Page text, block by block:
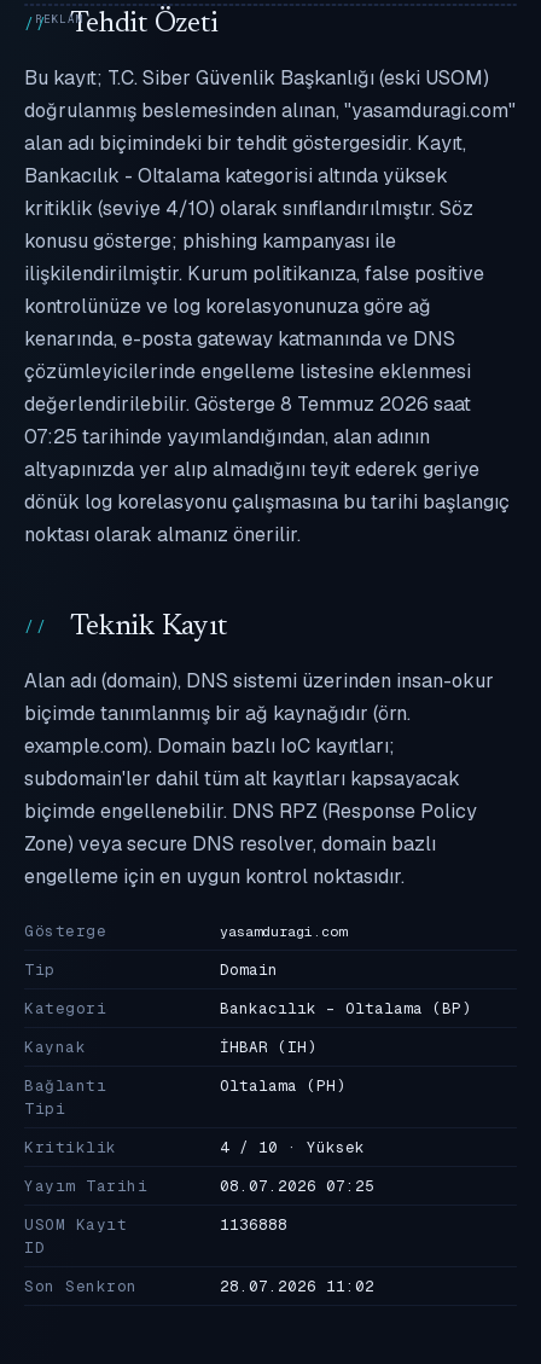
Tehdit Özeti
Bu kayıt; T.C. Siber Güvenlik Başkanlığı (eski USOM)
doğrulanmış beslemesinden alınan, "yasamduragi.com"
alan adı biçimindeki bir tehdit göstergesidir. Kayıt,
Bankacılık - Oltalama kategorisi altında yüksek
kritiklik (seviye 4/10) olarak sınıflandırılmıştır. Söz
konusu gösterge; phishing kampanyası ile
ilişkilendirilmiştir. Kurum politikanıza, false positive
kontrolünüze ve log korelasyonunuza göre ağ
kenarında, e-posta gateway katmanında ve DNS
çözümleyicilerinde engelleme listesine eklenmesi
değerlendirilebilir. Gösterge 8 Temmuz 2026 saat
07:25 tarihinde yayımlandığından, alan adının
altyapınızda yer alıp almadığını teyit ederek geriye
dönük log korelasyonu çalışmasına bu tarihi başlangıç
noktası olarak almanız önerilir.
Teknik Kayıt
Alan adı (domain), DNS sistemi üzerinden insan-okur
biçimde tanımlanmış bir ağ kaynağıdır (örn.
example.com). Domain bazlı IoC kayıtları;
subdomain'ler dahil tüm alt kayıtları kapsayacak
biçimde engellenebilir. DNS RPZ (Response Policy
Zone) veya secure DNS resolver, domain bazlı
engelleme için en uygun kontrol noktasıdır.
Gösterge yasamduragi.com
Tip
Domain
Kategori
Bankacılık - Oltalama (BP)
Kaynak
İHBAR (IH)
Bağlantı
Tipi
Oltalama (PH)
Kritiklik
4 / 10 · Yüksek
Yayım Tarihi
08.07.2026 07:25
USOM Kayıt
ID
1136888
Son Senkron 28.07.2026 11:02